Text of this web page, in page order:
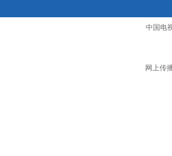
中国电
网上传